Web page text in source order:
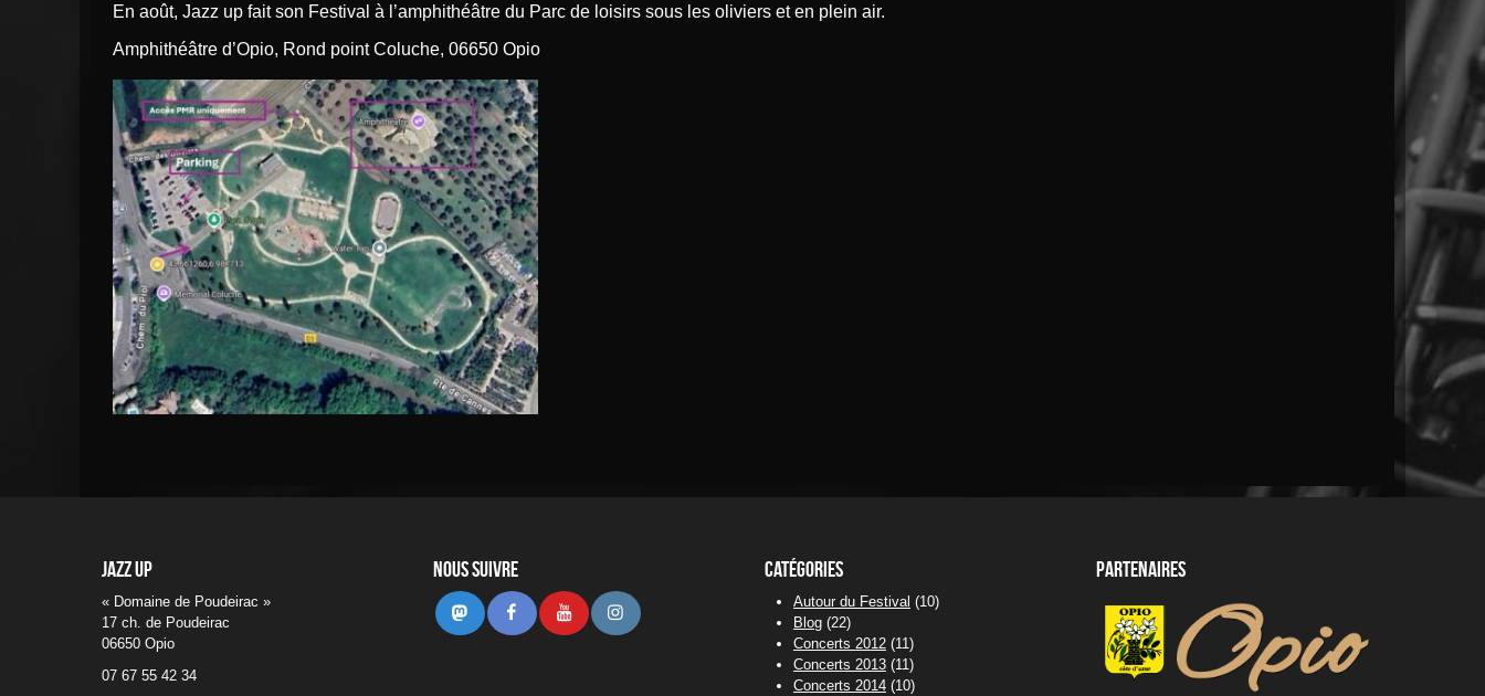
En août, Jazz up fait son Festival à l’amphithéâtre du Parc de loisirs sous les oliviers et en plein air.
Amphithéâtre d’Opio, Rond point Coluche, 06650 Opio
Jazz UP
« Domaine de Poudeirac »
17 ch. de Poudeirac
06650 Opio
07 67 55 42 34
Nous suivre
MastodonFacebookYoutube Instagram
Catégories
Autour du Festival (10)
Blog(22)
Concerts 2012(11)
Concerts 2013(11)
Concerts 2014(10)
Partenaires